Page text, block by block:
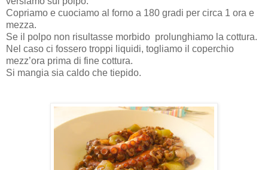
Copriamo e cuociamo al forno a 180 gradi per circa 1 ora e
mezza.
Se il polpo non risultasse morbido prolunghiamo la cottura.
Nel caso ci fossero troppi liquidi, togliamo il coperchio
mezz’ora prima di fine cottura.
Si mangia sia caldo che tiepido.